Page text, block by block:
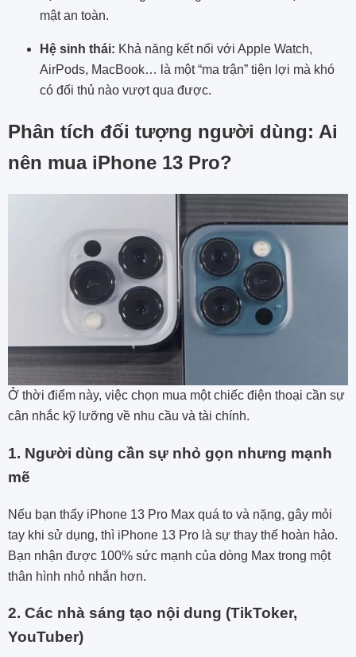
mật an toàn.
Hệ sinh thái: Khả năng kết nối với Apple Watch,
AirPods, MacBook… là một “ma trận” tiện lợi mà khó
có đối thủ nào vượt qua được.
Phân tích đối tượng người dùng: Ai
nên mua iPhone 13 Pro?
Ở thời điểm này, việc chọn mua một chiếc điện thoại cần sự
cân nhắc kỹ lưỡng về nhu cầu và tài chính.
1. Người dùng cần sự nhỏ gọn nhưng mạnh
mẽ
Nếu bạn thấy iPhone 13 Pro Max quá to và nặng, gây mỏi
tay khi sử dụng, thì iPhone 13 Pro là sự thay thế hoàn hảo.
Bạn nhận được 100% sức mạnh của dòng Max trong một
thân hình nhỏ nhắn hơn.
2. Các nhà sáng tạo nội dung (TikToker,
YouTuber)